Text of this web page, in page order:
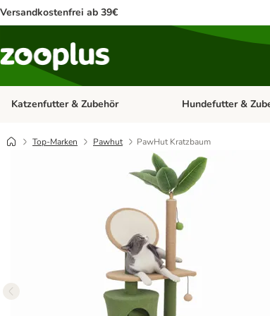
Versandkostenfrei ab 39€
Katzenfutter & Zubehör Kategorie-Menü
Hundefutter &
Top-Marken Pawhut
PawHut Kratzbaum